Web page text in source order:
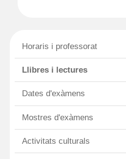
Horaris i professorat
Llibres i lectures
Dates d'exàmens
Mostres d'exàmens
Activitats culturals